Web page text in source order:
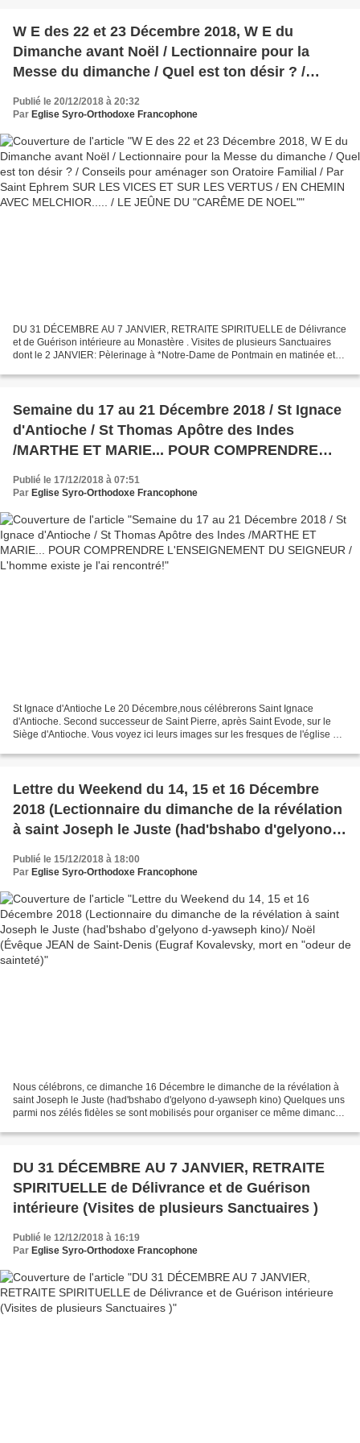
W E des 22 et 23 Décembre 2018, W E du
Dimanche avant Noël / Lectionnaire pour la
Messe du dimanche / Quel est ton désir ? /
Par Saint Ephrem SUR LES VICES ET SUR LES
JEÛNE DU "CARÊME DE NOEL"
Publié le 20/12/2018 à 20:32
Par Eglise Syro-Orthodoxe Francophone
DU 31 DÉCEMBRE AU 7 JANVIER, RETRAITE SPIRITUELLE de Délivrance
et de Guérison intérieure au Monastère . Visites de plusieurs Sanctuaires
dont le 2 JANVIER: Pèlerinage à *Notre-Dame de Pontmain en matinée et
Semaine du 17 au 21 Décembre 2018 / St Ignace
d'Antioche / St Thomas Apôtre des Indes
/MARTHE ET MARIE... POUR COMPRENDRE
L'ENSEIGNEMENT DU SEIGNEUR / L'homme
existe je l'ai rencontré!
Publié le 17/12/2018 à 07:51
Par Eglise Syro-Orthodoxe Francophone
St Ignace d'Antioche Le 20 Décembre,nous célébrerons Saint Ignace
d'Antioche. Second successeur de Saint Pierre, après Saint Evode, sur le
Siège d'Antioche. Vous voyez ici leurs images sur les fresques de l'église de
Lettre du Weekend du 14, 15 et 16 Décembre
2018 (Lectionnaire du dimanche de la révélation
à saint Joseph le Juste (had'bshabo d'gelyono
Denis (Eugraf Kovalevsky, mort en "odeur de
Publié le 15/12/2018 à 18:00
Par Eglise Syro-Orthodoxe Francophone
Nous célébrons, ce dimanche 16 Décembre le dimanche de la révélation à
saint Joseph le Juste (had'bshabo d'gelyono d-yawseph kino) Quelques uns
parmi nos zélés fidèles se sont mobilisés pour organiser ce même dimanche
DU 31 DÉCEMBRE AU 7 JANVIER, RETRAITE
SPIRITUELLE de Délivrance et de Guérison
intérieure (Visites de plusieurs Sanctuaires )
Publié le 12/12/2018 à 16:19
Par Eglise Syro-Orthodoxe Francophone